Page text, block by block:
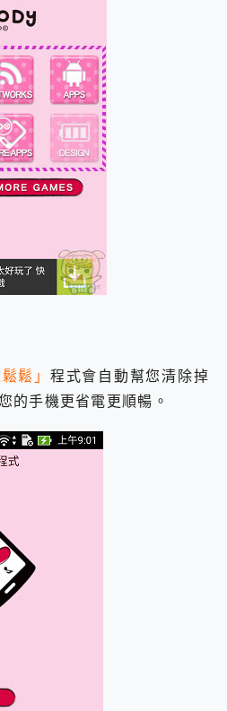
鬆」 程式會自動幫您清除掉
的手機更省電更順暢。